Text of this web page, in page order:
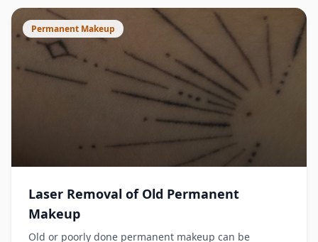
Permanent Makeup
Laser Removal of Old Permanent
Makeup
Old or poorly done permanent makeup can be